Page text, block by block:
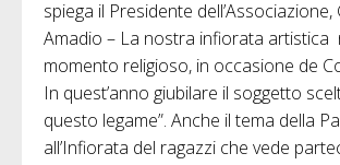
spiega il Presidente
Amadio – La nostra infiorata artistica
momento religioso, in occasione de
In quest’anno giubilare il soggetto
questo legame”. Anche il tema della
all’Infiorata del ragazzi che vede